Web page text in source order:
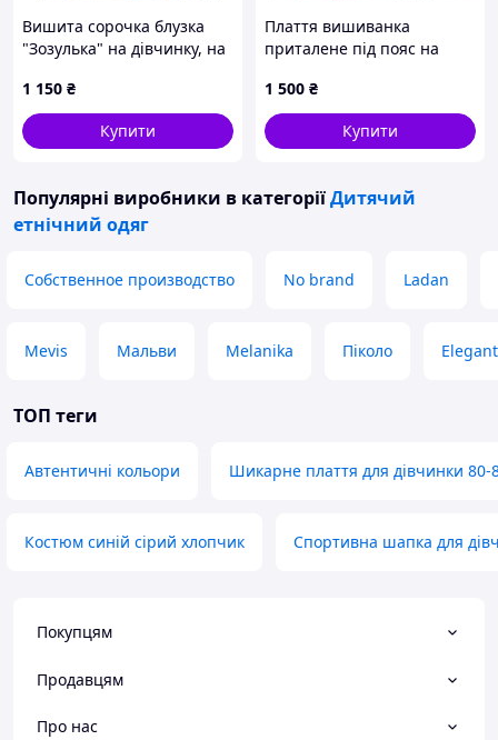
Вишита сорочка блузка
"Зозулька" на дівчинку, на
1 150 ₴
Купити
Плаття вишиванка
приталене під пояс на
1 500 ₴
Купити
Популярні виробники в категоріїДитячий
етнічний одяг
Собственное производство No brand Ladan
Mevis Мальви Melanika Піколо Elegant
ТОП теги
Автентичні кольори Шикарне плаття для дівчинки 80-
Костюм синій сірий хлопчик Спортивна шапка для
Покупцям
Продавцям
Про нас